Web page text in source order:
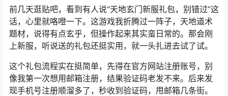
前几天逛贴吧，看到有人说“天地玄门新服礼包，别错过”这
话，心里就咯噔一下。这游戏我折腾过一阵子，天地道术
题材，说得有点玄乎，但操作起来其实蛮日常的。那会刚
上新服，听说送的礼包还挺实用，就一头扎进去试了试。
这个礼包流程实在挺简单，先得在官方网站注册账号，别
像我第一次想用邮箱注册，结果验证码老发不来。后来发
现手机号注册顺溜多了，秒收到验证码，甩邮箱几条街。